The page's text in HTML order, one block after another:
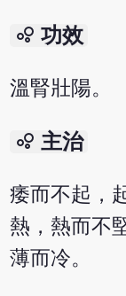
bubble_chart 功效
溫腎壯陽。
bubble_chart 主治
痿而不起，
熱，熱而不
薄而冷。